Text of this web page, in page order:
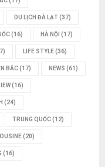
DU LỊCH ĐÀ LẠT(37)
(16) HÀ NỘI (17)
LIFE STYLE(36)
BẮC(17) NEWS (61)
(16)
(24)
TRUNG QUỐC(12)
(20)
(16)